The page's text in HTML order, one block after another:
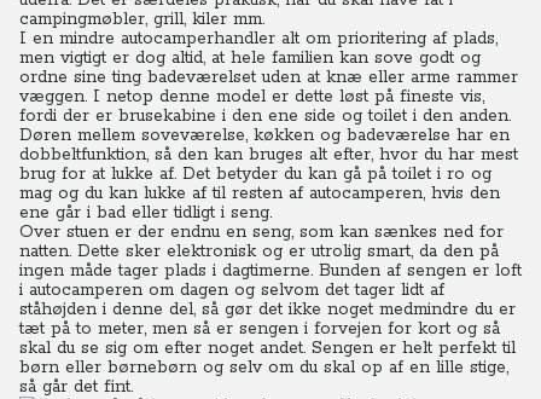
campingmøbler, grill, kiler mm.
I en mindre autocamperhandler alt om prioritering af plads,
men vigtigt er dog altid, at hele familien kan sove godt og
ordne sine ting badeværelset uden at knæ eller arme rammer
væggen. I netop denne model er dette løst på fineste vis,
fordi der er brusekabine i den ene side og toilet i den anden.
Døren mellem soveværelse, køkken og badeværelse har en
dobbeltfunktion, så den kan bruges alt efter, hvor du har mest
brug for at lukke af. Det betyder du kan gå på toilet i ro og
mag og du kan lukke af til resten af autocamperen, hvis den
ene går i bad eller tidligt i seng.
Over stuen er der endnu en seng, som kan sænkes ned for
natten. Dette sker elektronisk og er utrolig smart, da den på
ingen måde tager plads i dagtimerne. Bunden af sengen er loft
i autocamperen om dagen og selvom det tager lidt af
ståhøjden i denne del, så gør det ikke noget medmindre du er
tæt på to meter, men så er sengen i forvejen for kort og så
skal du se sig om efter noget andet. Sengen er helt perfekt til
børn eller børnebørn og selv om du skal op af en lille stige,
så går det fint.